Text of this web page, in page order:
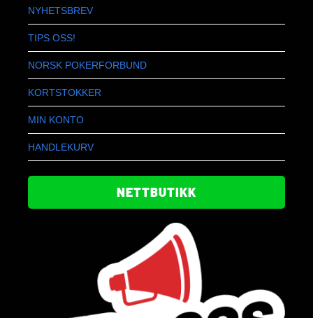
NYHETSBREV
TIPS OSS!
NORSK POKERFORBUND
KORTSTOKKER
MIN KONTO
HANDLEKURV
NETTBUTIKK